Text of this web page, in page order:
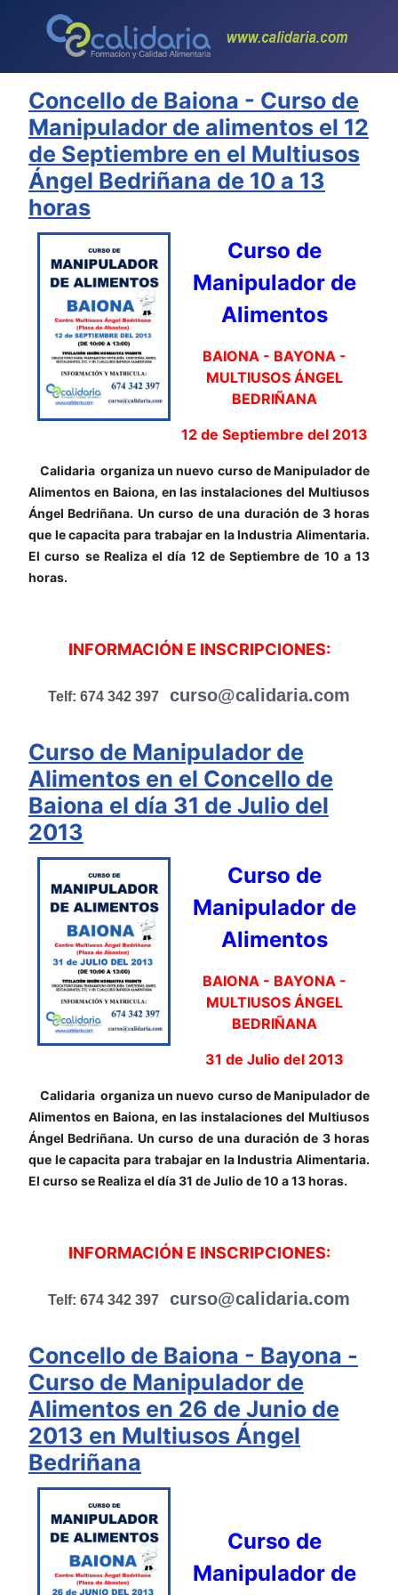
Concello de Baiona - Curso de
Manipulador de alimentos el 12
de Septiembre en el Multiusos
Ángel Bedriñana de 10 a 13
horas
Curso de
Manipulador de
Alimentos
BAIONA - BAYONA -
MULTIUSOS ÁNGEL
BEDRIÑANA
12 de Septiembre del 2013
Calidaria organiza un nuevo curso de Manipulador de
Alimentos en Baiona, en las instalaciones del Multiusos
Ángel Bedriñana. Un curso de una duración de 3 horas
que le capacita para trabajar en la Industria Alimentaria.
El curso se Realiza el día 12 de Septiembre de 10 a 13
horas.
INFORMACIÓN E INSCRIPCIONES:
Telf: 674 342 397 curso@calidaria.com
Curso de Manipulador de
Alimentos en el Concello de
Baiona el día 31 de Julio del
2013
Curso de
Manipulador de
Alimentos
BAIONA - BAYONA -
MULTIUSOS ÁNGEL
BEDRIÑANA
31 de Julio del 2013
Calidaria organiza un nuevo curso de Manipulador de
Alimentos en Baiona, en las instalaciones del Multiusos
Ángel Bedriñana. Un curso de una duración de 3 horas
que le capacita para trabajar en la Industria Alimentaria.
El curso se Realiza el día 31 de Julio de 10 a 13 horas.
INFORMACIÓN E INSCRIPCIONES:
Telf: 674 342 397 curso@calidaria.com
Concello de Baiona - Bayona -
Curso de Manipulador de
Alimentos en 26 de Junio de
2013 en Multiusos Ángel
Bedriñana
Curso de
Manipulador de